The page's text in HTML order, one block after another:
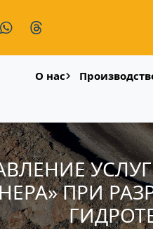
О нас
ПРИ